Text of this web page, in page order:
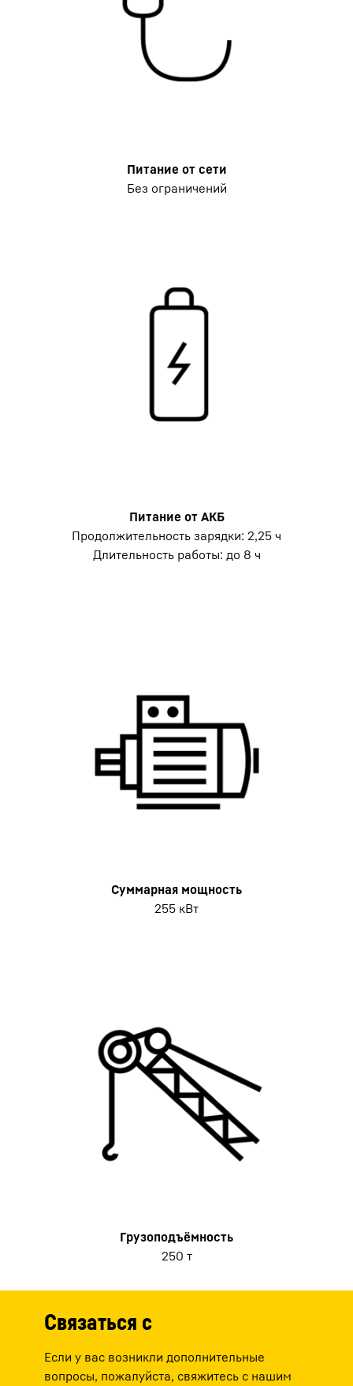
Питание от сети
Без ограничений
Питание от АКБ
Продолжительность зарядки: 2,25 ч
Длительность работы: до 8 ч
Суммарная мощность
255 кВт
Грузоподъёмность
250 т
Связаться с
Если у вас возникли дополнительные
вопросы, пожалуйста, свяжитесь с нашим